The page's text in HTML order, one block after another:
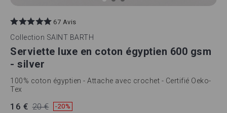
67 Avis
Collection SAINT BARTH
Serviette luxe en coton égyptien 600 gsm
- silver
100% coton égyptien - Attache avec crochet - Certifié Oeko-
Tex
16 € 20 € -20%
to
the
beginning
the
images
gallery